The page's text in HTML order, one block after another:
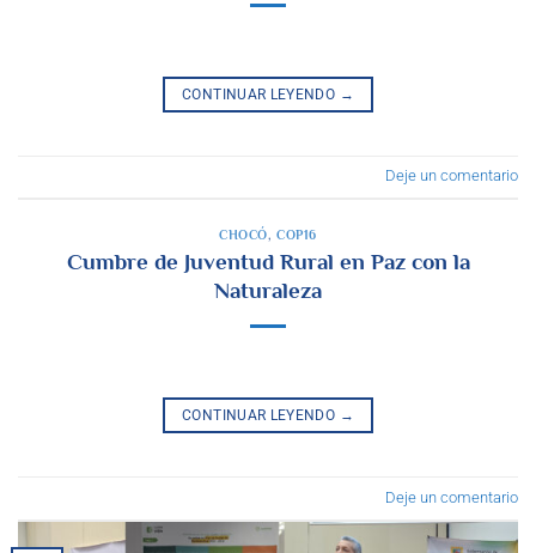
CONTINUAR LEYENDO →
Deje un comentario
CHOCÓ,COP16
Cumbre de Juventud Rural en Paz con la
Naturaleza
CONTINUAR LEYENDO →
Deje un comentario